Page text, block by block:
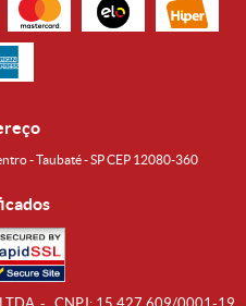
- Taubaté - SP CEP 12080-360